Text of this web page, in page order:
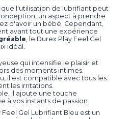
l'utilisation de lubrifiant peut
un aspect à prendre
d'avoir un bébé. Cependant,
avant tout une expérience
, le Durex Play Feel Gel
idéal.
qui intensifie le plaisir et
des moments intimes.
il est compatible avec tous les
les irritations.
il ajoute une touche
à vos instants de passion.
Feel Gel Lubrifiant Bleu est un